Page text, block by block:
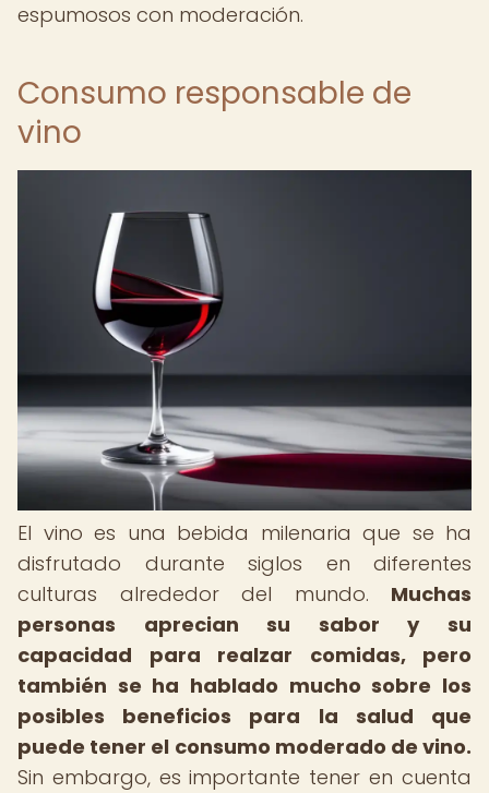
espumosos con moderación.
Consumo responsable de
vino
El vino es una bebida milenaria que se ha
disfrutado durante siglos en diferentes
culturas alrededor del mundo. Muchas
personas aprecian su sabor y su
capacidad para realzar comidas, pero
también se ha hablado mucho sobre los
posibles beneficios para la salud que
puede tener el consumo moderado de vino.
Sin embargo, es importante tener en cuenta